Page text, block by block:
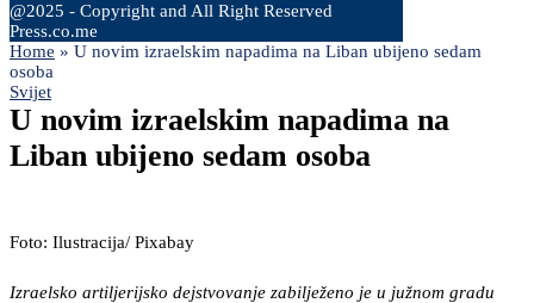
@2025 - Copyright and All Right Reserved
Press.co.me
Home » U novim izraelskim napadima na Liban ubijeno sedam
osoba
Svijet
U novim izraelskim napadima na
Liban ubijeno sedam osoba
Foto: Ilustracija/ Pixabay
Izraelsko artiljerijsko dejstvovanje zabilježeno je u južnom gradu